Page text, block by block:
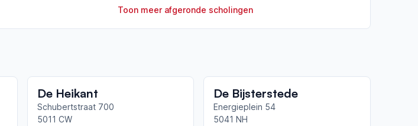
Toon meer afgeronde scholingen
De Heikant
Schubertstraat 700
5011 CW
De Bijsterstede
Energieplein 54
5041 NH